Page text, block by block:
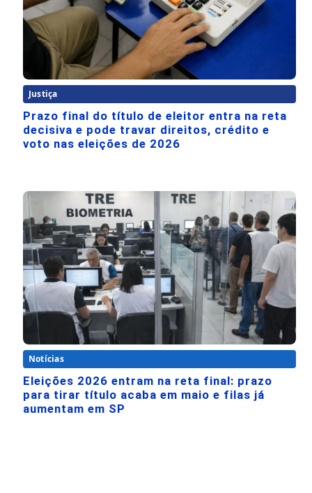
Justiça
Prazo final do título de eleitor entra na reta
decisiva e pode travar direitos, crédito e
voto nas eleições de 2026
Notícias
Eleições 2026 entram na reta final: prazo
para tirar título acaba em maio e filas já
aumentam em SP